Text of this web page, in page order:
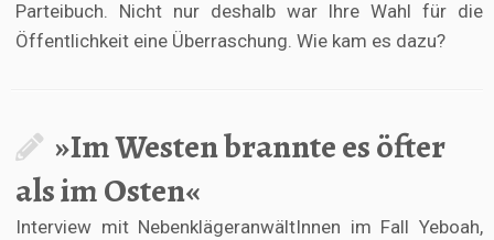
Parteibuch. Nicht nur deshalb war Ihre Wahl für die
Öffentlichkeit eine Überraschung. Wie kam es dazu?
»Im Westen brannte es öfter
als im Osten«
Interview mit NebenklägeranwältInnen im Fall Yeboah,